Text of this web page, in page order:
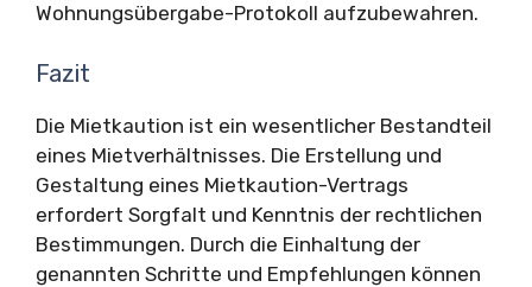
Wohnungsübergabe-Protokoll aufzubewahren.
Fazit
Die Mietkaution ist ein wesentlicher Bestandteil
eines Mietverhältnisses. Die Erstellung und
Gestaltung eines Mietkaution-Vertrags
erfordert Sorgfalt und Kenntnis der rechtlichen
Bestimmungen. Durch die Einhaltung der
genannten Schritte und Empfehlungen können